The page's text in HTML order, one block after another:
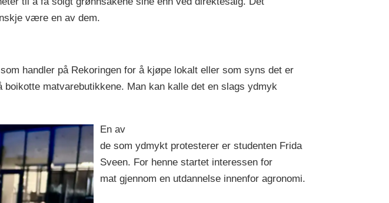
være en av dem.
handler på Rekoringen for å kjøpe lokalt eller som syns det er
matvarebutikkene. Man kan kalle det en slags ydmyk
En av
de som ydmykt protesterer er studenten Frida
Sveen. For henne startet interessen for
mat gjennom en utdannelse innenfor agronomi.